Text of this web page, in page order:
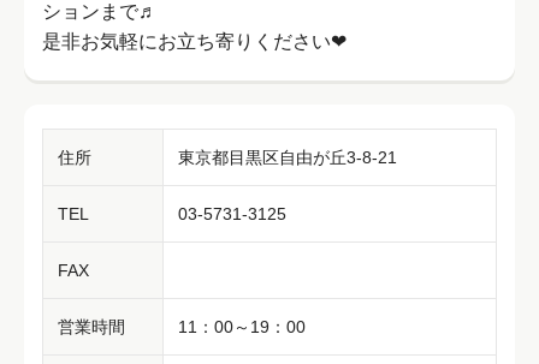
ションまで♬
是非お気軽にお立ち寄りください❤
住所 東京都目黒区自由が丘3-8-21
TEL 03-5731-3125
FAX
営業時間 11：00～19：00